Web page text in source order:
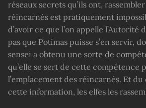
réseaux secrets qu’ils ont,
réincarnés est pratiquement
d’avoir ce que l’on appelle l’Autorité
pas que Potimas puisse s’en servir,
sensei a obtenu une sorte de
qu’elle se sert de cette compétence
l’emplacement des réincarnés. Et
cette information, les elfes les